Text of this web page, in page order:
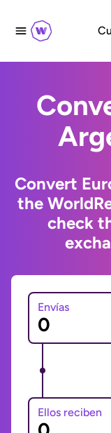
Convert
the
check
Envías
Ellos reciben